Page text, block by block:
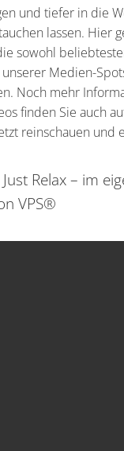
und tiefer in die
lassen. Hier
sowohl
Medien-
Noch mehr
finden Sie auch
reinschauen und
Relax – im
VPS®